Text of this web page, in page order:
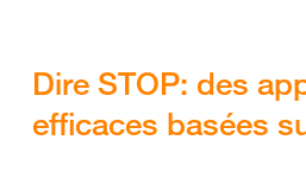
Dire STOP: des
efficaces basées